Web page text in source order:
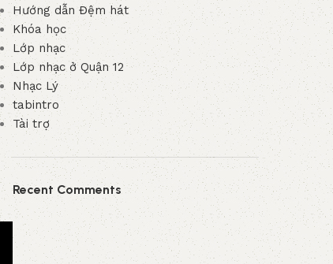
Hướng dẫn Đệm hát
Khóa học
Lớp nhạc
Lớp nhạc ở Quận 12
Nhạc Lý
tabintro
Tài trợ
Recent Comments